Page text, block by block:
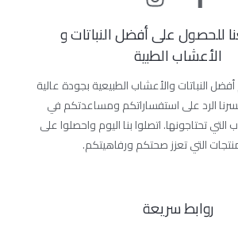
للحصول على أفضل النباتات و
الأعشاب الطبية
النباتات والأعشاب الطبيعية بجودة عالية
الرد على استفساراتكم ومساعدتكم في
التي تحتاجونها. اتصلوا بنا اليوم واحصلوا على
التي تعزز صحتكم ورفاهيتكم.
روابط سريعة